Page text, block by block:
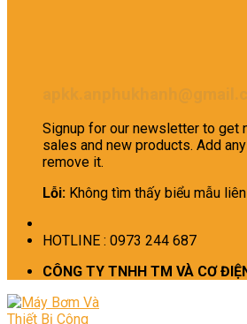
Signup for our newsletter to get
sales and new products. Add
remove it.
Lỗi: Không tìm thấy biểu mẫu liên
HOTLINE : 0973 244 687
CÔNG TY TNHH TM VÀ CƠ